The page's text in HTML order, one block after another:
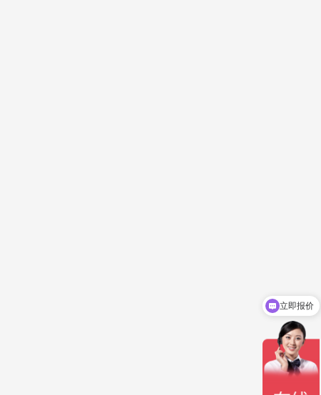
你们是怎么收费的呢